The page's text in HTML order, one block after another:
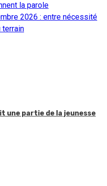
la parole
2026 : entre nécessité
terrain
une partie de la jeunesse